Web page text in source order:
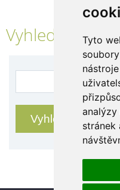
Tyto
stránek
Vyhledávání